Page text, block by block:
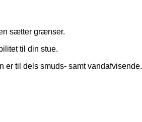
sætter grænser.
til din stue.
er til dels smuds- samt vandafvisende.